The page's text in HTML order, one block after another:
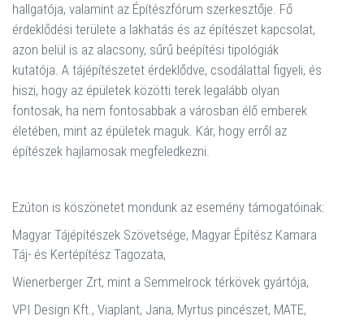
hallgatója, valamint az Építészfórum szerkesztője. Fő
érdeklődési területe a lakhatás és az építészet kapcsolat,
azon belül is az alacsony, sűrű beépítési tipológiák
kutatója. A tájépítészetet érdeklődve, csodálattal figyeli, és
hiszi, hogy az épületek közötti terek legalább olyan
fontosak, ha nem fontosabbak a városban élő emberek
életében, mint az épületek maguk. Kár, hogy erről az
építészek hajlamosak megfeledkezni.
Ezúton is köszönetet mondunk az esemény támogatóinak:
Magyar Tájépítészek Szövetsége, Magyar Építész Kamara
Táj- és Kertépítész Tagozata,
Wienerberger Zrt, mint a Semmelrock térkövek gyártója,
VPI Design Kft., Viaplant, Jana, Myrtus pincészet, MATE,